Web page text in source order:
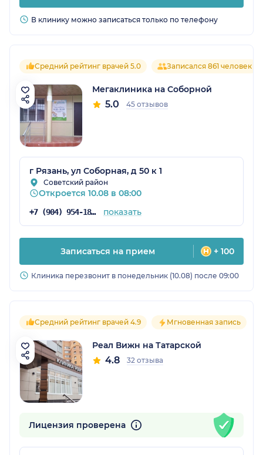
В клинику можно записаться только по телефону
Средний рейтинг врачей 5.0 Записался 861 человек
Мегаклиника на Соборной
5.0 45 отзывов
г Рязань, ул Соборная, д 50 к 1
Советский район
Откроется 10.08 в 08:00
+7 (904) 954-18-38 показать
Записаться на прием + 100
Клиника перезвонит в понедельник (10.08) после 09:00
Средний рейтинг врачей 4.9 Мгновенная запись
Реал Вижн на Татарской
4.8 32 отзыва
Лицензия проверена